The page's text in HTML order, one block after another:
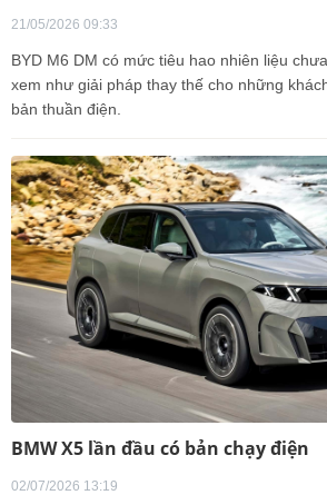
21/05/2026 09:33
BYD M6 DM có mức tiêu hao nhiên liệu
xem như giải pháp thay thế cho những
bản thuần điện.
BMW X5 lần đầu có bản chạy điện
02/07/2026 13:19